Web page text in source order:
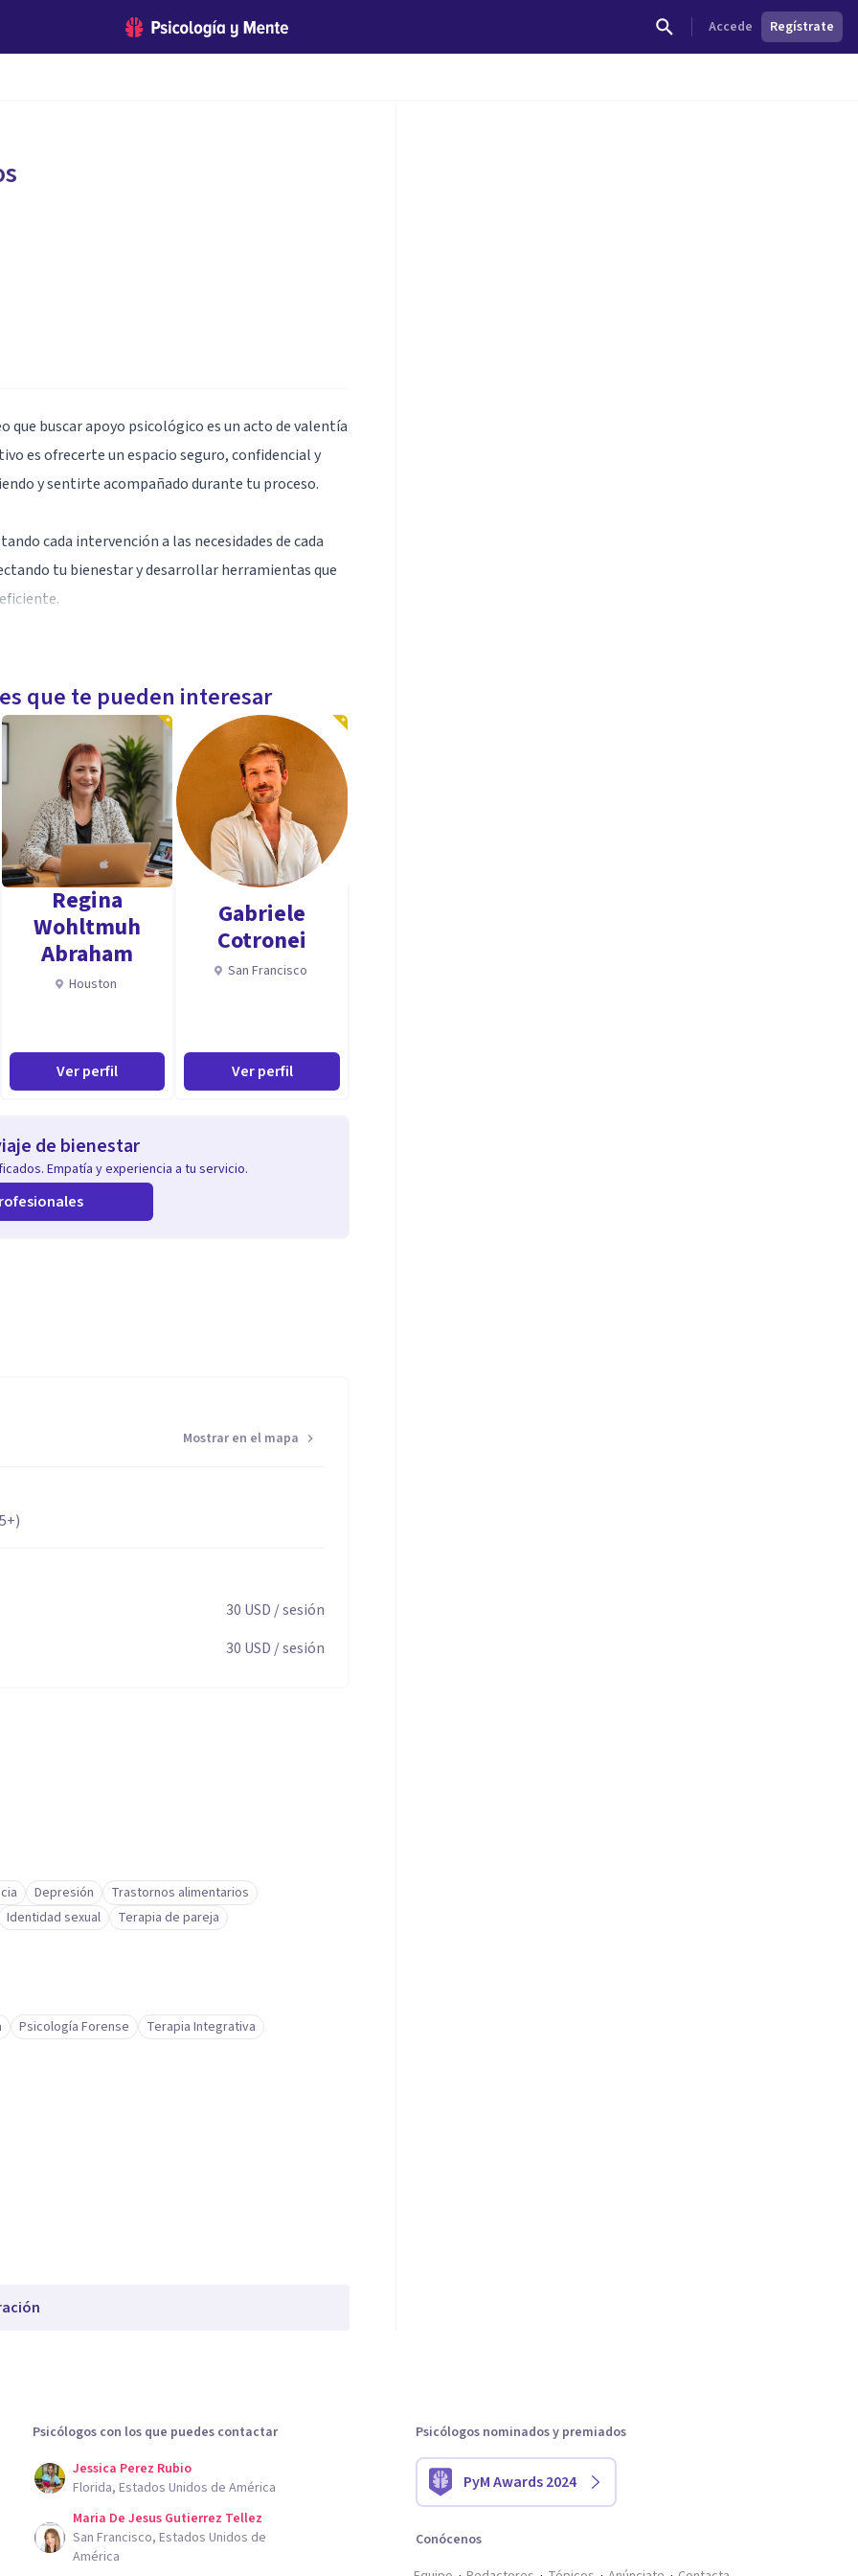
Accede Regístrate
que buscar apoyo psicológico es un acto de valentía
es ofrecerte un espacio seguro, confidencial y
y sentirte acompañado durante tu proceso.
cada intervención a las necesidades de cada
tu bienestar y desarrollar herramientas que
y cercana, respetando siempre el ritmo y las
si la terapia es adecuada para ti, estaré encantada
e intervención psicológica en adolescentes y
integrando herramientas cognitivo-conductuales y
emocionales, autoestima, procesos de duelo,
cada persona pueda comprender sus emociones,
que te pueden interesar
Regina
Wohltmuh
Abraham
Houston
Ver perfil
Gabriele
Cotronei
San Francisco
Ver perfil
de bienestar
Empatía y experiencia a tu servicio.
Mostrar en el mapa
30 USD / sesión
30 USD / sesión
Depresión
Trastornos alimentarios
Identidad sexual Terapia de pareja
Psicología Forense Terapia Integrativa
Psicólogos con los que puedes contactar
Jessica Perez Rubio
Florida, Estados Unidos de América
Maria De Jesus Gutierrez Tellez
San Francisco, Estados Unidos de
América
Psicólogos nominados y premiados
PyM Awards 2024
Conócenos